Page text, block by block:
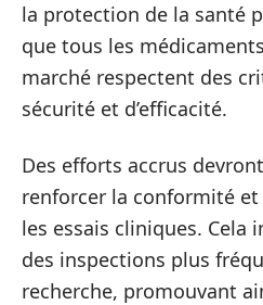
la protection de la santé
que tous les
marché respectent des
sécurité et d’efficacité.
Des efforts accrus
renforcer la conformité
les essais cliniques.
des inspections plus
recherche, promouvant